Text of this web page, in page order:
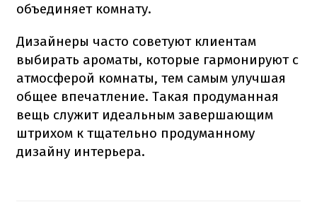
объединяет комнату.
Дизайнеры часто советуют клиентам
выбирать ароматы, которые гармонируют с
атмосферой комнаты, тем самым улучшая
общее впечатление. Такая продуманная
вещь служит идеальным завершающим
штрихом к тщательно продуманному
дизайну интерьера.